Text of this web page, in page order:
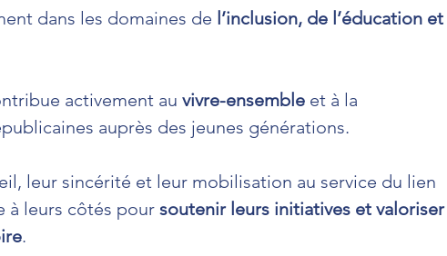
dans les domaines de l’inclusion, de l’éducation et
activement au vivre-ensemble et à la
auprès des jeunes générations.
leur sincérité et leur mobilisation au service du lien
à leurs côtés pour soutenir leurs initiatives et valoriser
.